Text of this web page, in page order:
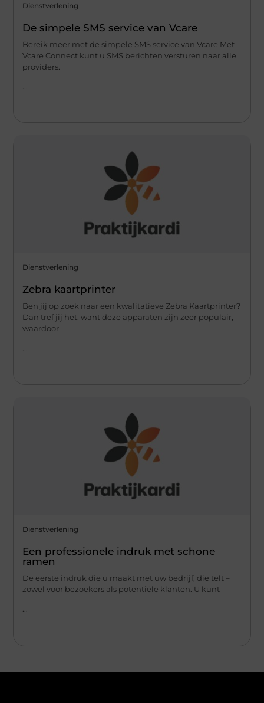
Dienstverlening
De simpele SMS service van Vcare
Bereik meer met de simpele SMS service van Vcare Met
Vcare Connect kunt u SMS berichten versturen naar alle
providers.
Dienstverlening
Zebra kaartprinter
Ben jij op zoek naar een kwalitatieve Zebra Kaartprinter?
Dan tref jij het, want deze apparaten zijn zeer populair,
waardoor
Dienstverlening
Een professionele indruk met schone
ramen
De eerste indruk die u maakt met uw bedrijf, die telt –
zowel voor bezoekers als potentiële klanten. U kunt